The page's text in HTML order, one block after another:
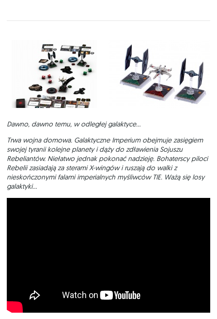
Dawno, dawno temu, w odległej galaktyce...
Trwa wojna domowa. Galaktyczne Imperium obejmuje zasięgiem
swojej tyranii kolejne planety i dąży do zdławienia Sojuszu
Rebeliantów. Niełatwo jednak pokonać nadzieję. Bohaterscy piloci
Rebelii zasiadają za sterami X-wingów i ruszają do walki z
nieskończonymi falami imperialnych myśliwców TIE. Ważą się losy
galaktyki...